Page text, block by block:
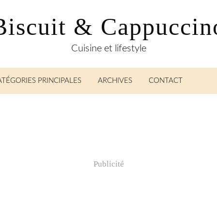
&
Cuisine et lifestyle
PRINCIPALES ARCHIVES CONTACT
Publicité